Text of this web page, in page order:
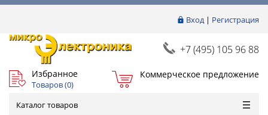
Вход| Регистрация
+7 (495) 105 96 88
Избранное
Товаров (0)
Коммерческое предложение
Каталог товаров